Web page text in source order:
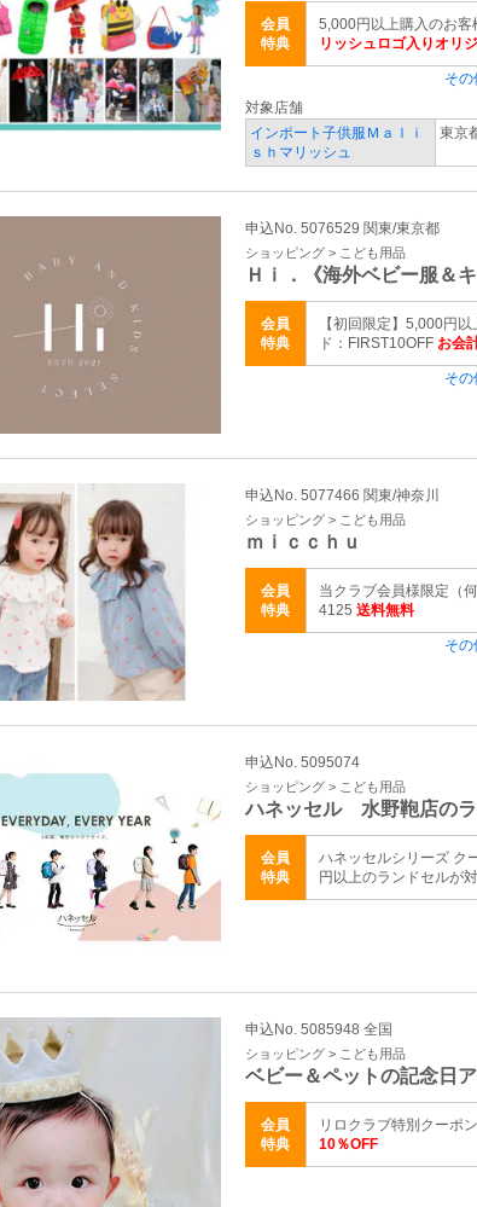
会員
特典
5,000円以上購入のお
リッシュロゴ入りオリ
そ
対象店舗
インポート子供服Ｍａｌｉ
ｓｈマリッシュ
東京
申込No. 5076529 関東/東京都
ショッピング > こども用品
Ｈｉ．《海外ベビー服＆
会員
特典
【初回限定】5,000円
ド：FIRST10OFF お会
そ
申込No. 5077466 関東/神奈川
ショッピング > こども用品
ｍｉｃｃｈｕ
会員
特典
当クラブ会員様限定（
4125 送料無料
そ
申込No. 5095074
ショッピング > こども用品
ハネッセル 水野鞄店の
会員
特典
ハネッセルシリーズ ク
円以上のランドセルが
申込No. 5085948 全国
ショッピング > こども用品
ベビー＆ペットの記念日
会員
特典
リロクラブ特別クーポ
10％OFF